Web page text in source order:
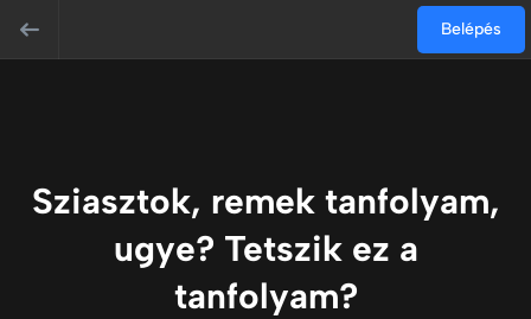
Belépés
Sziasztok, remek tanfolyam,
ugye? Tetszik ez a
tanfolyam?